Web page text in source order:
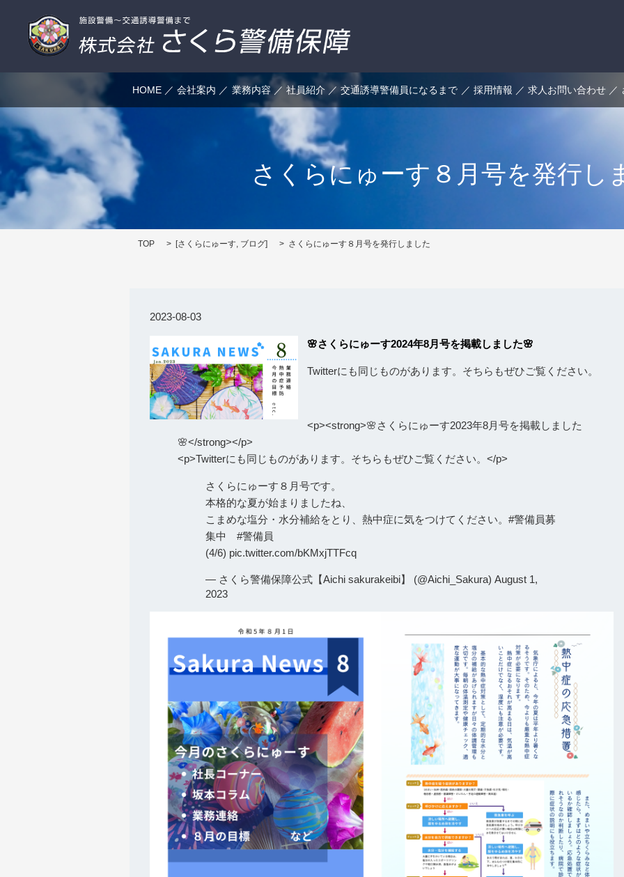
HOME 会社案内 業務内容 社員紹介 交通誘導警備員になるまで 採用情報 求人お問い合わせ
さくらにゅーす８月号を発行し
TOP [さくらにゅーす, ブログ] さくらにゅーす８月号を発行しました
2023-08-03
🌸さくらにゅーす2024年8月号を掲載しました🌸
Twitterにも同じものがあります。そちらもぜひご覧ください。
<p><strong>🌸さくらにゅーす2023年8月号を掲載しました
🌸</strong></p>
<p>Twitterにも同じものがあります。そちらもぜひご覧ください。</p>
さくらにゅーす８月号です。
本格的な夏が始まりましたね、
こまめな塩分・水分補給をとり、熱中症に気をつけてください。 #警備員募
集中
#警備員
(4/6) pic.twitter.com/bKMxjTTFcq
— さくら警備保障公式【Aichi sakurakeibi】 (@Aichi_Sakura) August 1,
2023